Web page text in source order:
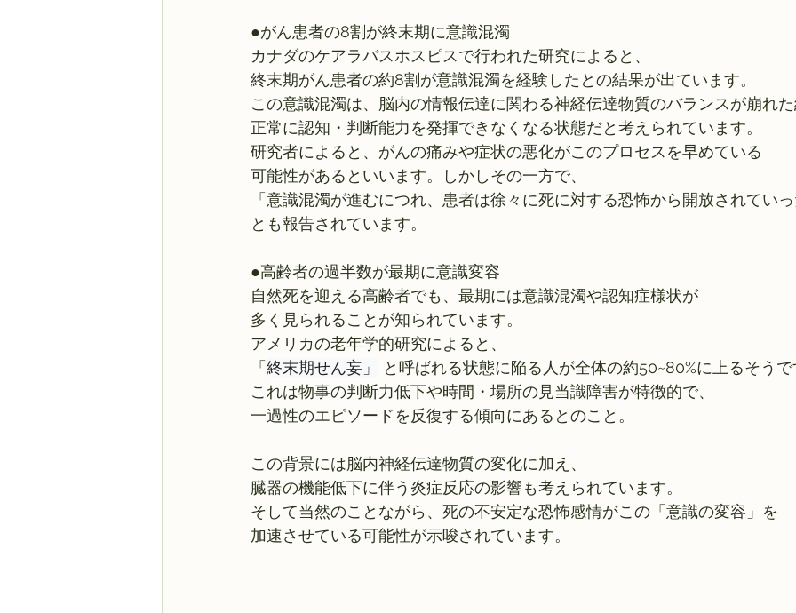
●がん患者の8割が終末期に意識混濁
カナダのケアラバスホスピスで行われた研究によると、
終末期がん患者の約8割が意識混濁を経験したとの結果が出ています。
この意識混濁は、脳内の情報伝達に関わる神経伝達物質のバランスが崩れ
正常に認知・判断能力を発揮できなくなる状態だと考えられています。
研究者によると、がんの痛みや症状の悪化がこのプロセスを早めている
可能性があるといいます。しかしその一方で、
「意識混濁が進むにつれ、患者は徐々に死に対する恐怖から開放されてい
とも報告されています。
●高齢者の過半数が最期に意識変容
自然死を迎える高齢者でも、最期には意識混濁や認知症様状が
多く見られることが知られています。
アメリカの老年学的研究によると、
「 終末期せん妄」
と呼ばれる状態に陥る人が全体の約50~80%に上るそう
これは物事の判断力低下や時間・場所の見当識障害が特徴的で、
一過性のエピソードを反復する傾向にあるとのこと。
この背景には脳内神経伝達物質の変化に加え、
臓器の機能低下に伴う炎症反応の影響も考えられています。
そして当然のことながら、死の不安定な恐怖感情がこの「意識の変容」を
加速させている可能性が示唆されています。